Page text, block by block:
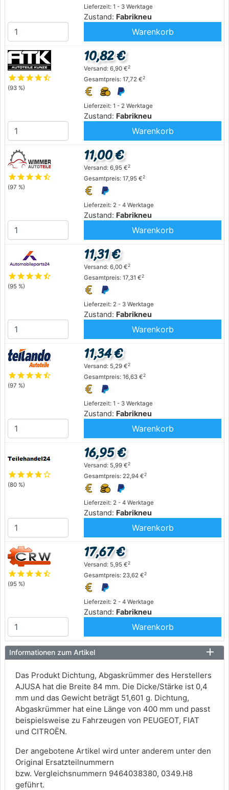
Lieferzeit: 1 - 3 Werktage
Zustand: Fabrikneu
Warenkorb
starstarstarstarstar_half
(93 %)
Lieferzeit: 1 - 2 Werktage
Zustand: Fabrikneu
10,82 €
Versand: 6,90 €2
Gesamtpreis: 17,72 €2
Warenkorb
starstarstarstarstar_half
(97 %)
Lieferzeit: 2 - 4 Werktage
Zustand: Fabrikneu
11,00 €
Versand: 6,95 €2
Gesamtpreis: 17,95 €2
Warenkorb
starstarstarstarstar_half
(95 %)
Lieferzeit: 2 - 3 Werktage
Zustand: Fabrikneu
11,31 €
Versand: 6,00 €2
Gesamtpreis: 17,31 €2
Warenkorb
starstarstarstarstar_half
(97 %)
Lieferzeit: 1 - 3 Werktage
Zustand: Fabrikneu
11,34 €
Versand: 5,29 €2
Gesamtpreis: 16,63 €2
Warenkorb
starstarstarstarstar_outline
(80 %)
Lieferzeit: 2 - 4 Werktage
Zustand: Fabrikneu
16,95 €
Versand: 5,99 €2
Gesamtpreis: 22,94 €2
Warenkorb
starstarstarstarstar_half
(95 %)
Lieferzeit: 2 - 4 Werktage
Zustand: Fabrikneu
17,67 €
Versand: 5,95 €2
Gesamtpreis: 23,62 €2
Warenkorb
Informationen zum Artikel
Das Produkt Dichtung, Abgaskrümmer des Herstellers
AJUSA hat die Breite 84 mm. Die Dicke/Stärke ist 0,4
mm und das Gewicht beträgt 51,601 g. Dichtung,
Abgaskrümmer hat eine Länge von 400 mm und passt
beispielsweise zu Fahrzeugen von PEUGEOT, FIAT
und CITROËN.
Der angebotene Artikel wird unter anderem unter den
Original Ersatzteilnummern
bzw. Vergleichsnummern 9464038380, 0349.H8
geführt.